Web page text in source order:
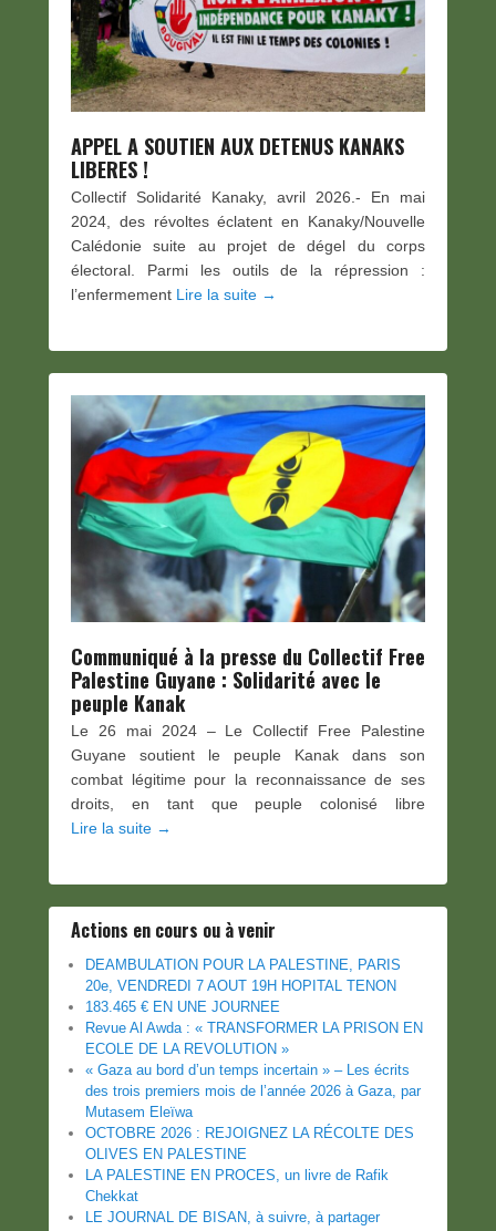
APPEL A SOUTIEN AUX DETENUS KANAKS
LIBERES !
Collectif Solidarité Kanaky, avril 2026.- En mai
2024, des révoltes éclatent en Kanaky/Nouvelle
Calédonie suite au projet de dégel du corps
électoral. Parmi les outils de la répression :
l’enfermement Lire la suite →
Communiqué à la presse du Collectif Free
Palestine Guyane : Solidarité avec le
peuple Kanak
Le 26 mai 2024 – Le Collectif Free Palestine
Guyane soutient le peuple Kanak dans son
combat légitime pour la reconnaissance de ses
droits, en tant que peuple colonisé libre
Lire la suite →
Actions en cours ou à venir
DEAMBULATION POUR LA PALESTINE, PARIS
20e, VENDREDI 7 AOUT 19H HOPITAL TENON
183.465 € EN UNE JOURNEE
Revue Al Awda : « TRANSFORMER LA PRISON EN
ECOLE DE LA REVOLUTION »
« Gaza au bord d’un temps incertain » – Les écrits
des trois premiers mois de l’année 2026 à Gaza, par
Mutasem Eleïwa
OCTOBRE 2026 : REJOIGNEZ LA RÉCOLTE DES
OLIVES EN PALESTINE
LA PALESTINE EN PROCES, un livre de Rafik
Chekkat
LE JOURNAL DE BISAN, à suivre, à partager